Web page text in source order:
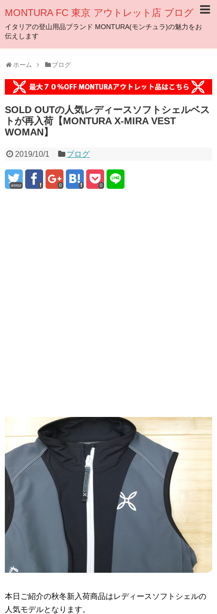
MONTURA FC 東京 アウトレット店 ブログ
イタリアの登山用品ブランド MONTURA(モンチュラ)の魅力をお
伝えします
ホーム ブログ
SOLD OUTの人気レディースソフトシェルベス
トが再入荷【MONTURA X-MIRA VEST
WOMAN】
2019/10/1 ブログ
error 0 0
本日ご紹介の秋冬新入荷商品はレディースソフトシェルの
人気モデルとなります。